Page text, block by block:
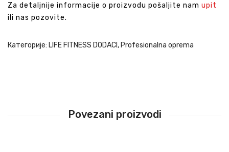
Za detaljnije informacije o proizvodu pošaljite nam upit
ili nas pozovite.
Категорије: LIFE FITNESS DODACI, Profesionalna oprema
Povezani proizvodi